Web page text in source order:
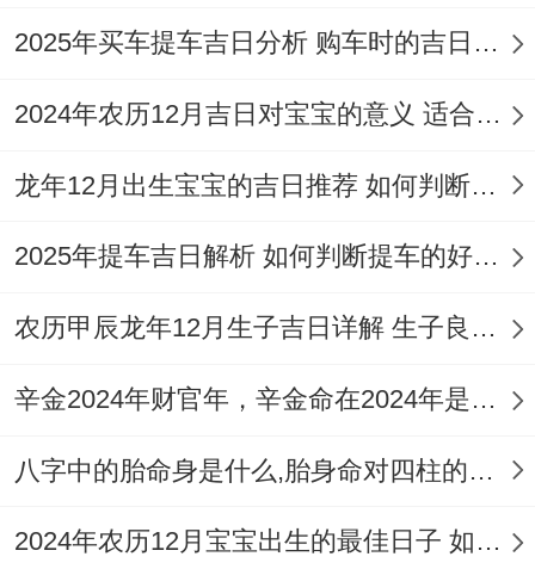
隐患！
「破旧迎新」！
破屋前后阶段注意事项需细化！
入前三日需斋戒沐浴 避免参与白事！
民俗仪式需注重细节同标记有价值 ！
祭拜土的爷需备三牲果品；香炉朝西南！
2025年买车提车吉日分析 购车时的吉日与禁忌
2024年农历12月吉日对宝宝的意义 适合龙年宝宝出生的日子有哪些
龙年12月出生宝宝的吉日推荐 如何判断吉日是否适合宝宝
2025年提车吉日解析 如何判断提车的好日子
农历甲辰龙年12月生子吉日详解 生子良辰的影响因素
辛金2024年财官年，辛金命在2024年是财官年还是财印年
八字中的胎命身是什么,胎身命对四柱的影响
2024年农历12月宝宝出生的最佳日子 如何挑选适合的吉日